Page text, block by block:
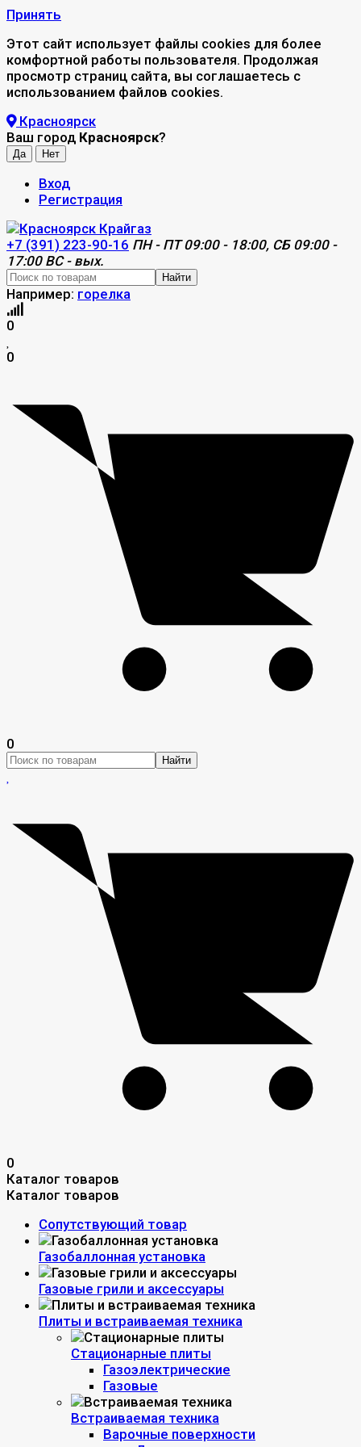
Принять
Этот сайт использует файлы cookies для более
комфортной работы пользователя. Продолжая
просмотр страниц сайта, вы соглашаетесь с
использованием файлов cookies.
Красноярск
Ваш город Красноярск?
Вход
Регистрация
+7 (391) 223-90-16 ПН - ПТ 09:00 - 18:00, СБ 09:00 -
17:00 ВС - вых.
Найти
Например: горелка
0
0
0
Найти
0
Каталог товаров
Каталог товаров
Сопутствующий товар
Газобаллонная установка
Газовые грили и аксессуары
Плиты и встраиваемая техника
Стационарные плиты
Газоэлектрические
Газовые
Встраиваемая техника
Варочные поверхности